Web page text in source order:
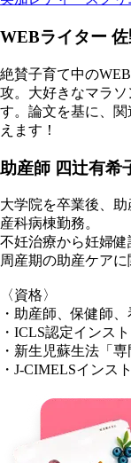
WEBライター
絶賛子育て中の
攻。大好きなマラ
す。論文を基に、
えます！
助産師 四辻有希
大学院を卒業後、
産科病棟勤務。
不妊治療から妊婦
周産期の助産ケアに
〈資格〉
・助産師、保健師
・ICLS認定インス
・新生児蘇生法「
・J-CIMELSインス